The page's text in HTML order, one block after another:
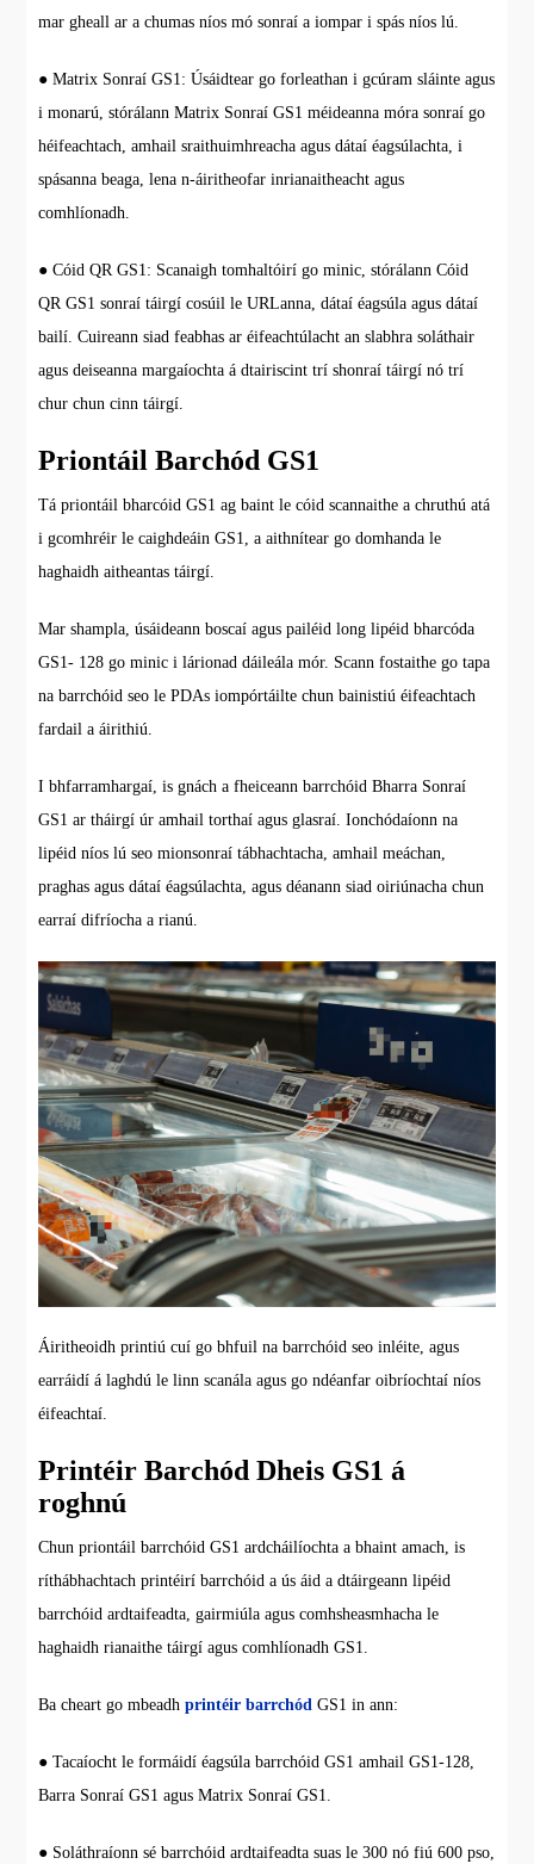
mar gheall ar a chumas níos mó sonraí a iompar i spás níos lú.
● Matrix Sonraí GS1: Úsáidtear go forleathan i gcúram sláinte agus
i monarú, stórálann Matrix Sonraí GS1 méideanna móra sonraí go
héifeachtach, amhail sraithuimhreacha agus dátaí éagsúlachta, i
spásanna beaga, lena n-áiritheofar inrianaitheacht agus
comhlíonadh.
● Cóid QR GS1: Scanaigh tomhaltóirí go minic, stórálann Cóid
QR GS1 sonraí táirgí cosúil le URLanna, dátaí éagsúla agus dátaí
bailí. Cuireann siad feabhas ar éifeachtúlacht an slabhra soláthair
agus deiseanna margaíochta á dtairiscint trí shonraí táirgí nó trí
chur chun cinn táirgí.
Priontáil Barchód GS1
Tá priontáil bharcóid GS1 ag baint le cóid scannaithe a chruthú atá
i gcomhréir le caighdeáin GS1, a aithnítear go domhanda le
haghaidh aitheantas táirgí.
Mar shampla, úsáideann boscaí agus pailéid long lipéid bharcóda
GS1- 128 go minic i lárionad dáileála mór. Scann fostaithe go tapa
na barrchóid seo le PDAs iompórtáilte chun bainistiú éifeachtach
fardail a áirithiú.
I bhfarramhargaí, is gnách a fheiceann barrchóid Bharra Sonraí
GS1 ar tháirgí úr amhail torthaí agus glasraí. Ionchódaíonn na
lipéid níos lú seo mionsonraí tábhachtacha, amhail meáchan,
praghas agus dátaí éagsúlachta, agus déanann siad oiriúnacha chun
earraí difríocha a rianú.
Áiritheoidh printiú cuí go bhfuil na barrchóid seo inléite, agus
earráidí á laghdú le linn scanála agus go ndéanfar oibríochtaí níos
éifeachtaí.
Printéir Barchód Dheis GS1 á
roghnú
Chun priontáil barrchóid GS1 ardcháilíochta a bhaint amach, is
ríthábhachtach printéirí barrchóid a ús áid a dtáirgeann lipéid
barrchóid ardtaifeadta, gairmiúla agus comhsheasmhacha le
haghaidh rianaithe táirgí agus comhlíonadh GS1.
Ba cheart go mbeadhprintéir barrchód GS1 in ann:
● Tacaíocht le formáidí éagsúla barrchóid GS1 amhail GS1-128,
Barra Sonraí GS1 agus Matrix Sonraí GS1.
● Soláthraíonn sé barrchóid ardtaifeadta suas le 300 nó fiú 600 pso,